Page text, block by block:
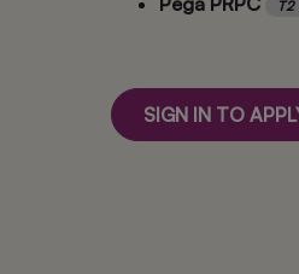
T2
SIGN IN TO